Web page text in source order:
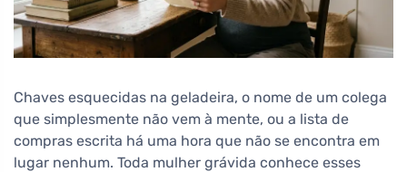
Chaves esquecidas na geladeira, o nome de um colega
que simplesmente não vem à mente, ou a lista de
compras escrita há uma hora que não se encontra em
lugar nenhum. Toda mulher grávida conhece esses